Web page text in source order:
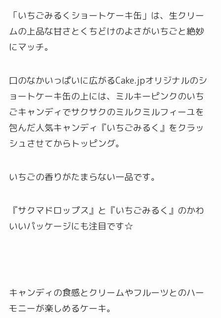
「いちごみるくショートケーキ缶」は、生クリー
ムの上品な甘さとくちどけのよさがいちごと絶妙
にマッチ。
口のなかいっぱいに広がるCake.jpオリジナルのシ
ョートケーキ缶の上には、ミルキーピンクのいち
ごキャンディでサクサクのミルクミルフィーユを
包んだ人気キャンディ『いちごみるく』をクラッ
シュさせてからトッピング。
いちごの香りがたまらない一品です。
『サクマドロップス』と『いちごみるく』のかわ
いいパッケージにも注目です☆
キャンディの食感とクリームやフルーツとのハー
モニーが楽しめるケーキ。